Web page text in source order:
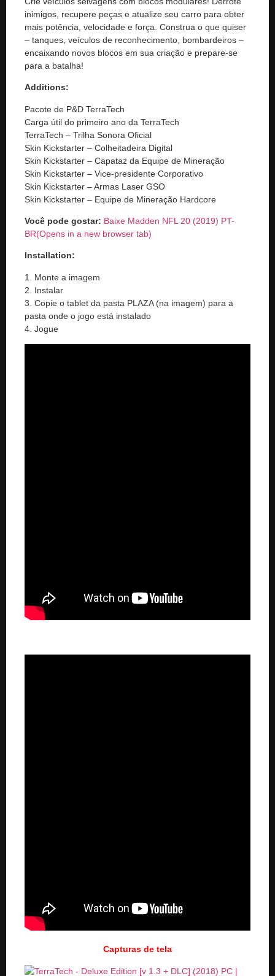
inimigos, recupere peças e atualize seu carro para obter
mais potência, velocidade e força. Construa o que quiser
– tanques, veículos de reconhecimento, bombardeiros –
encaixando novos blocos em sua criação e prepare-se
para a batalha!
Additions:
Pacote de P&D TerraTech
Carga útil do primeiro ano da TerraTech
TerraTech – Trilha Sonora Oficial
Skin Kickstarter – Colheitadeira Digital
Skin Kickstarter – Capataz da Equipe de Mineração
Skin Kickstarter – Vice-presidente Corporativo
Skin Kickstarter – Armas Laser GSO
Skin Kickstarter – Equipe de Mineração Hardcore
Você pode gostar: Baixe Madden NFL 20 (2019) PT-
BR(Opens in a new browser tab)
Installation:
1. Monte a imagem
2. Instalar
3. Copie o tablet da pasta PLAZA (na imagem) para a
pasta onde o jogo está instalado
4. Jogue
Capturas de tela